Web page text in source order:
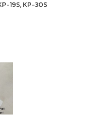
19S, KP-30S